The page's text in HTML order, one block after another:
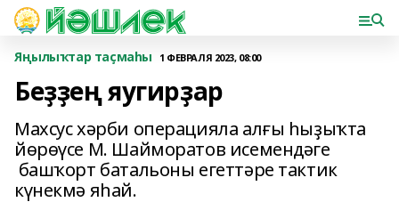
Яңылыҡтар таҫмаһы 1 ФЕВРАЛЯ 2023, 08:00
Беҙҙең яугирҙар
Махсус хәрби операцияла алғы һыҙыҡта
йөрөүсе М. Шайморатов исемендәге
башҡорт батальоны егеттәре тактик
күнекмә яһай.